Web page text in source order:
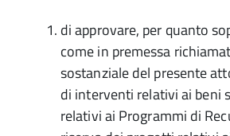
di approvare, per quanto
come in premessa
sostanziale del presente
di interventi relativi ai beni
relativi ai Programmi di